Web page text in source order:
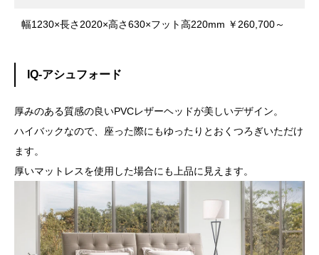
幅1230×長さ2020×高さ630×フット高220mm ￥260,700～
IQ-アシュフォード
厚みのある質感の良いPVCレザーヘッドが美しいデザイン。
ハイバックなので、座った際にもゆったりとおくつろぎいただけ
ます。
厚いマットレスを使用した場合にも上品に見えます。